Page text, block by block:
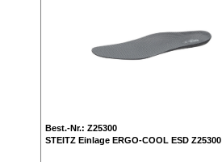
Best.-Nr.: Z25300
STEITZ Einlage ERGO-COOL ESD Z25300